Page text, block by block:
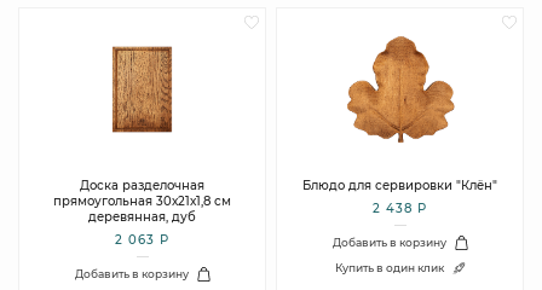
Доска разделочная
прямоугольная 30х21х1,8 см
деревянная, дуб
2 063 Р
Добавить в корзину
Блюдо для сервировки "Клён"
2 438 Р
Добавить в корзину
Купить в один клик